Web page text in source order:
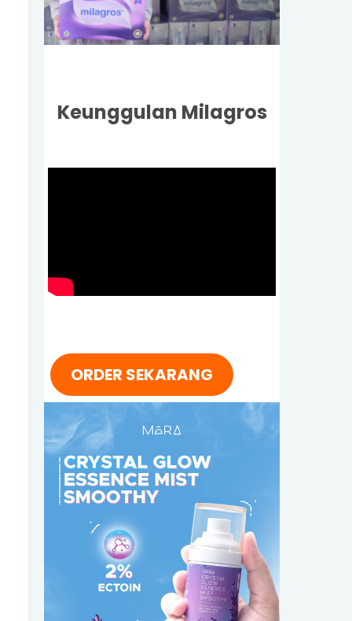
Keunggulan Milagros
ORDER SEKARANG